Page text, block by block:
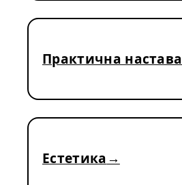
Практична настава
Естетика